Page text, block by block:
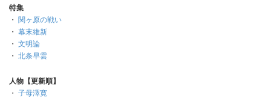
特集
・ 関ヶ原の戦い
・ 幕末維新
・ 文明論
・ 北条早雲
人物【更新順】
・ 子母澤寛